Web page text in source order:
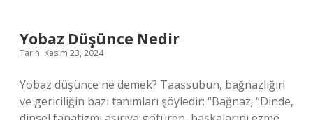
Yobaz Düşünce Nedir
Tarih: Kasım 23, 2024
Yobaz düşünce ne demek? Taassubun, bağnazlığın
ve gericiliğin bazı tanımları şöyledir: “Bağnaz; “Dinde,